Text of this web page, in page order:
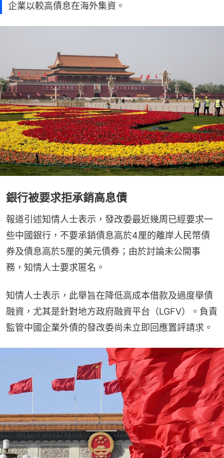
企業以較高債息在海外集資。
銀行被要求拒承銷高息債
報道引述知情人士表示，發改委最近幾周已經要求一
些中國銀行，不要承銷債息高於4厘的離岸人民幣債
券及債息高於5厘的美元債券；由於討論未公開事
務，知情人士要求匿名。
知情人士表示，此舉旨在降低高成本借款及過度舉債
融資，尤其是針對地方政府融資平台（LGFV）。負責
監管中國企業外債的發改委尚未立即回應置評請求。